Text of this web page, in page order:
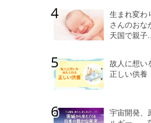
生まれ変わ
さんのおな
天国で親子
故人に想い
正しい供養
宇宙開発、